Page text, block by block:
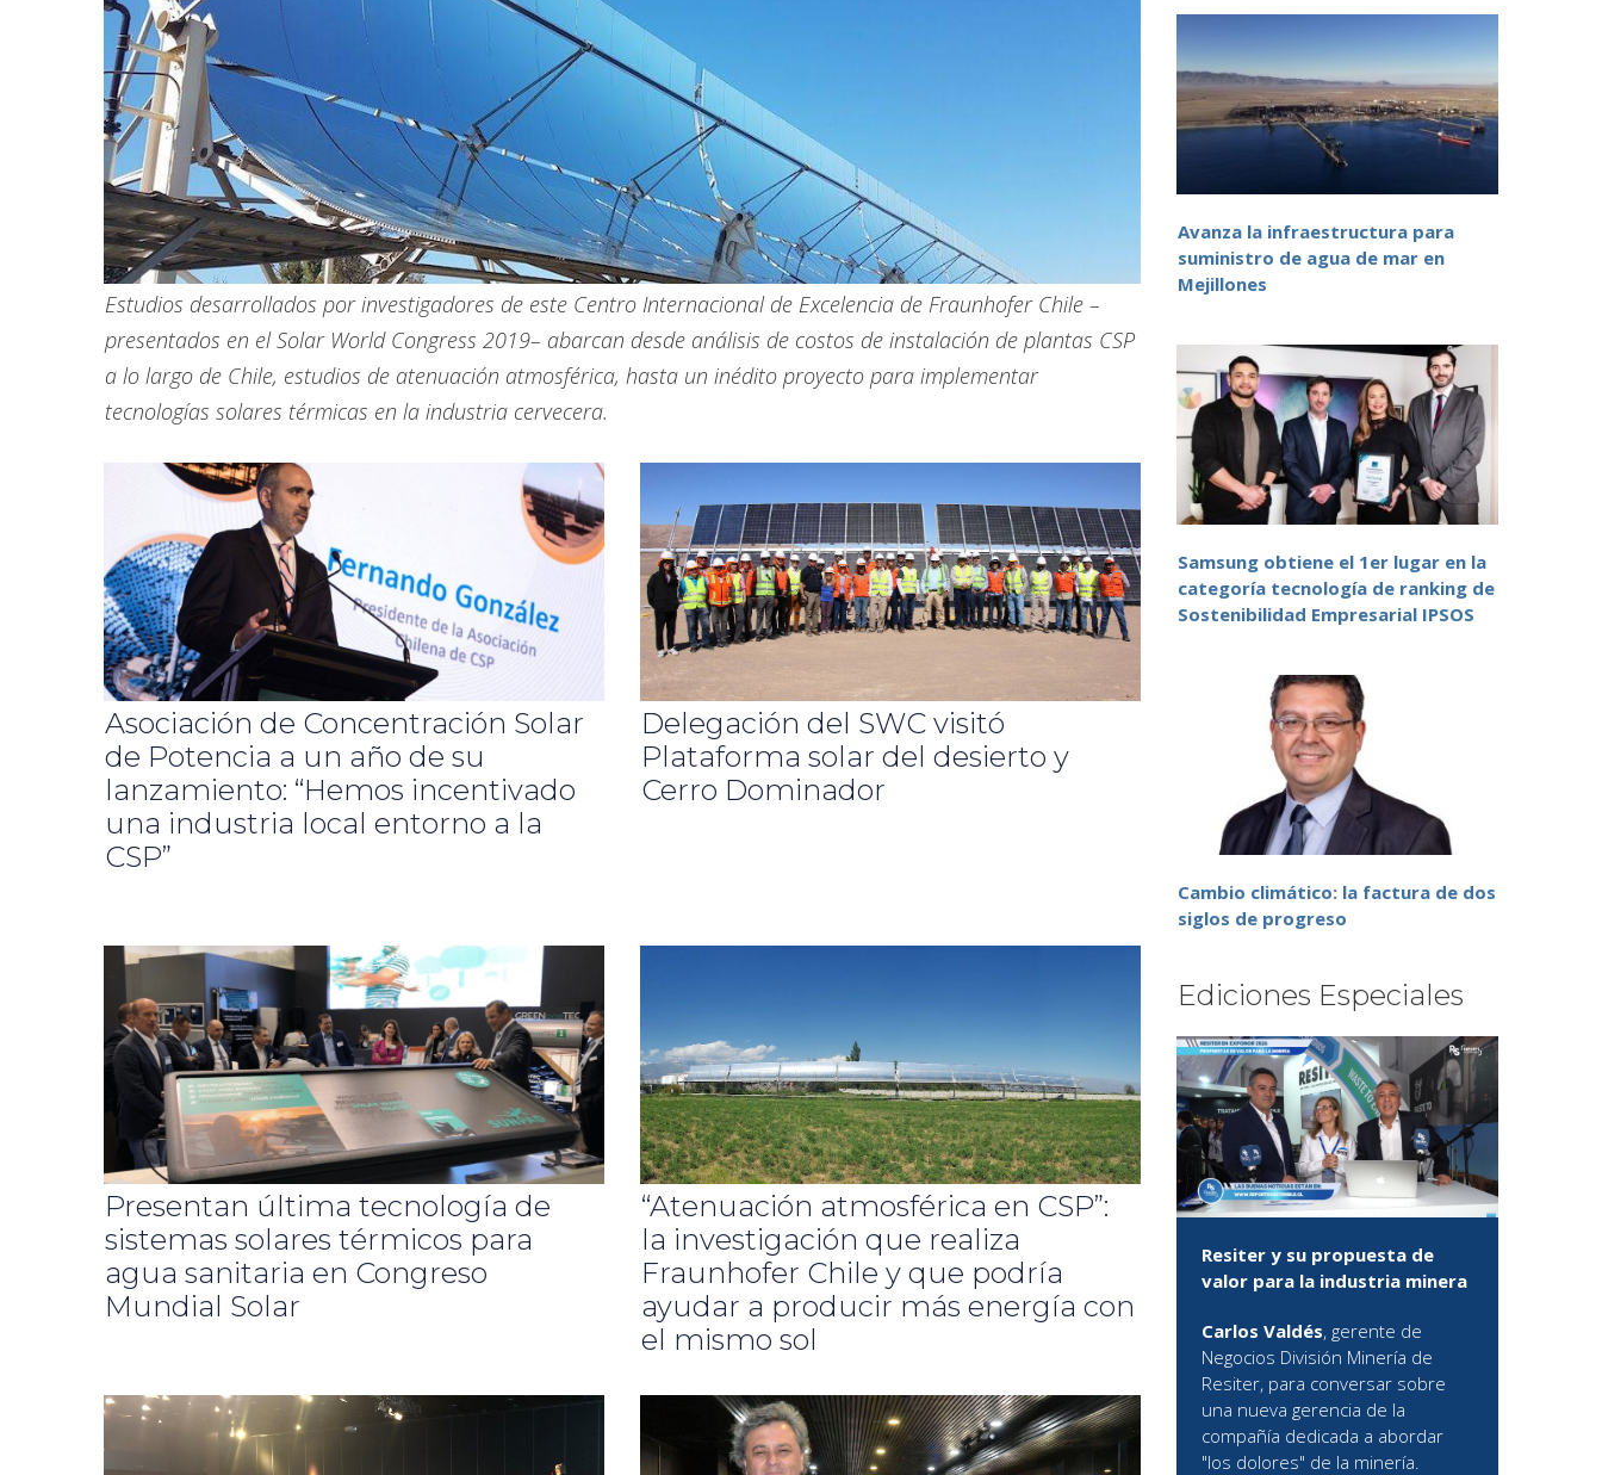
Estudios desarrollados por investigadores de este Centro Internacional de Excelencia de Fraunhofer Chile –
presentados en el Solar World Congress 2019– abarcan desde análisis de costos de instalación de plantas CSP
a lo largo de Chile, estudios de atenuación atmosférica, hasta un inédito proyecto para implementar
tecnologías solares térmicas en la industria cervecera.
Asociación de Concentración Solar
de Potencia a un año de su
lanzamiento: “Hemos incentivado
una industria local entorno a la
CSP”
Delegación del SWC visitó
Plataforma solar del desierto y
Cerro Dominador
Presentan última tecnología de
sistemas solares térmicos para
agua sanitaria en Congreso
Mundial Solar
“Atenuación atmosférica en CSP”:
la investigación que realiza
Fraunhofer Chile y que podría
ayudar a producir más energía con
el mismo sol
Avanza la infraestructura para
suministro de agua de mar en
Mejillones
Samsung obtiene el 1er lugar en la
categoría tecnología de ranking de
Sostenibilidad Empresarial IPSOS
Cambio climático: la factura de dos
siglos de progreso
Ediciones Especiales
Resiter y su propuesta de
valor para la industria minera
Carlos Valdés, gerente de
Negocios División Minería de
Resiter, para conversar sobre
una nueva gerencia de la
compañía dedicada a abordar
"los dolores" de la minería.